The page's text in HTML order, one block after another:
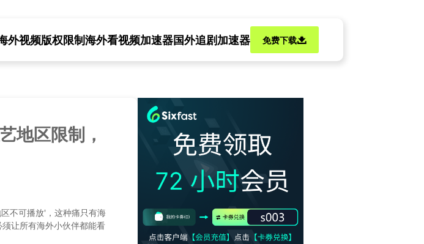
外视频版权限制海外看视频加速器国外追剧加速器 免费下载
地区限制，
不可播放'，这种痛只有海
让所有海外小伙伴都能看